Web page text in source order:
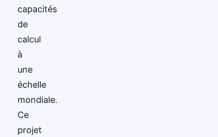
capacités
de
calcul
à
une
échelle
mondiale.
Ce
projet